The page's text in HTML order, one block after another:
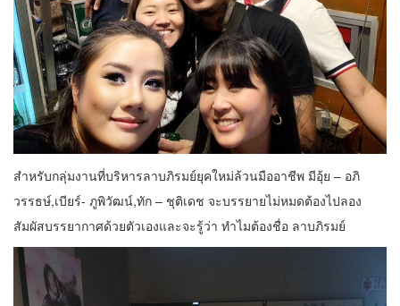
สำหรับกลุ่มงานที่บริหารลาบภิรมย์ยุคใหม่ล้วนมืออาชีพ มีอุ้ย – อภิ
วรรธษ์,เบียร์- ภูพิวัฒน์,ทัก – ชุติเดช จะบรรยายไม่หมดต้องไปลอง
สัมผัสบรรยากาศด้วยตัวเองและจะรู้ว่า ทำไมต้องชื่อ ลาบภิรมย์